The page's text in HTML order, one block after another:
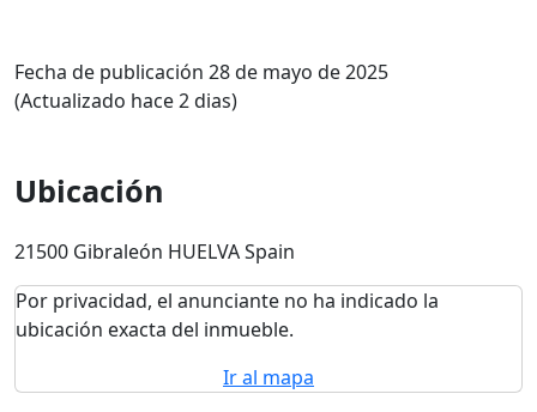
Fecha de publicación 28 de mayo de 2025
(Actualizado hace 2 dias)
Ubicación
21500 Gibraleón HUELVA Spain
Por privacidad, el anunciante no ha indicado la
ubicación exacta del inmueble.
Ir al mapa